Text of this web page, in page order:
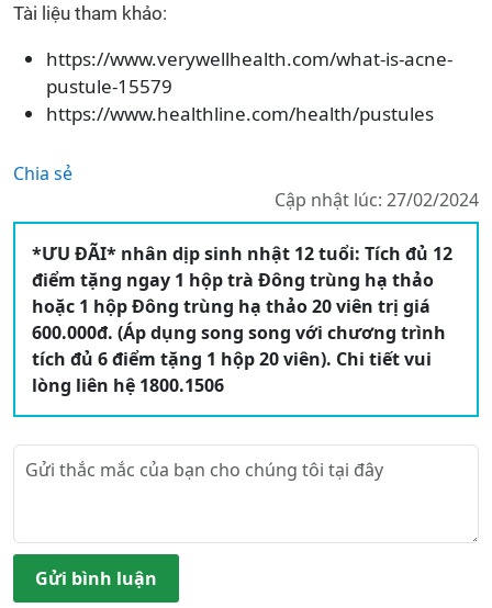
Tài liệu tham khảo:
https://www.verywellhealth.com/what-is-acne-
pustule-15579
https://www.healthline.com/health/pustules
Chia sẻ
Cập nhật lúc: 27/02/2024
*ƯU ĐÃI* nhân dịp sinh nhật 12 tuổi: Tích đủ 12
điểm tặng ngay 1 hộp trà Đông trùng hạ thảo
hoặc 1 hộp Đông trùng hạ thảo 20 viên trị giá
600.000đ. (Áp dụng song song với chương trình
tích đủ 6 điểm tặng 1 hộp 20 viên). Chi tiết vui
lòng liên hệ 1800.1506
Gửi bình luận